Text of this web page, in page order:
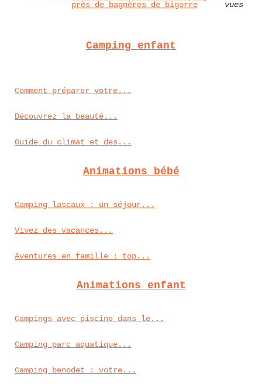
près de bagnères de bigorre
vues
Camping enfant
Comment préparer votre...
Découvrez la beauté...
Guide du climat et des...
Animations bébé
Camping lascaux : un séjour...
Vivez des vacances...
Aventures en famille : top...
Animations enfant
Campings avec piscine dans le...
Camping parc aquatique...
Camping benodet : votre...